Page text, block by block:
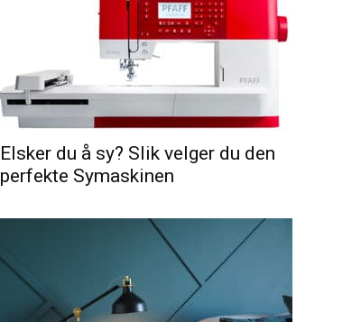
Elsker du å sy? Slik velger du den
perfekte Symaskinen